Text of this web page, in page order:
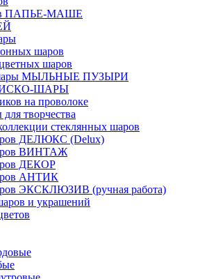
ПАПЬЕ-МАШЕ
шаров
шаров
шары МЫЛЬНЫЕ ПУЗЫРИ
ДИСКО-ШАРЫ
на проволоке
творчества
стеклянных шаров
ДЕЛЮКС (Delux)
ВИНТАЖ
ДЕКОР
АНТИК
ЭКСКЛЮЗИВ (ручная работа)
и украшений